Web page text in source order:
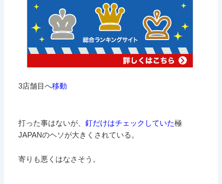
3店舗目へ移動
打った事はないが、釘だけはチェックしていた極
JAPANのヘソが大きくされている。
寄りも悪くはなさそう。